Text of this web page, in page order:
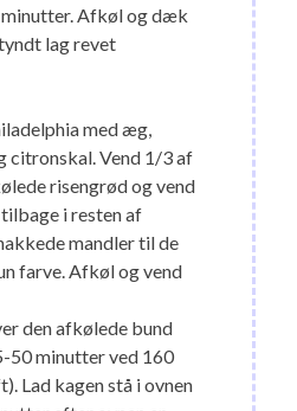
minutter. Afkøl og dæk
lag revet
med æg,
citronskal. Vend 1/3 af
risengrød og vend
i resten af
mandler til de
farve. Afkøl og vend
den afkølede bund
50 minutter ved 160
Lad kagen stå i ovnen